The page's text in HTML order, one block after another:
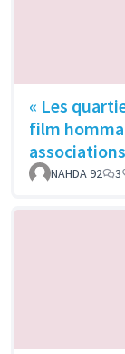
« Les
film
associations
NAHDA 92 3